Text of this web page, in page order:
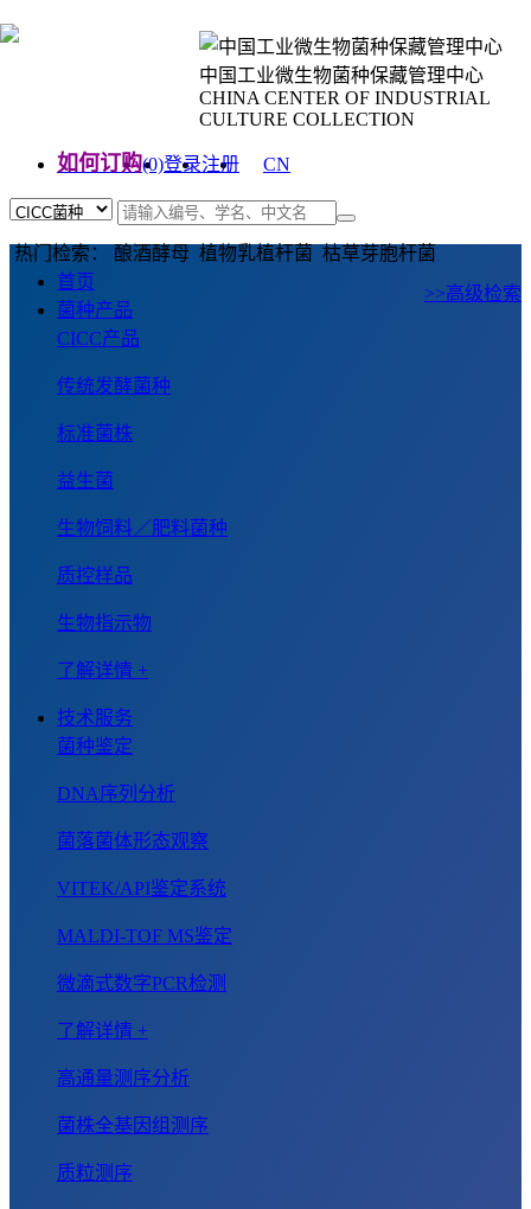
中国工业微生物菌种保藏管理中心
CHINA CENTER OF INDUSTRIAL
CULTURE COLLECTION
如何订购(0)登录注册
CN
热门检索： 酿酒酵母 植物乳植杆菌 枯草芽胞杆菌
>>高级检索
首页
菌种产品
CICC产品
传统发酵菌种
标准菌株
益生菌
生物饲料／肥料菌种
质控样品
生物指示物
了解详情 +
技术服务
菌种鉴定
DNA序列分析
菌落菌体形态观察
VITEK/API鉴定系统
MALDI-TOF MS鉴定
微滴式数字PCR检测
了解详情 +
高通量测序分析
菌株全基因组测序
质粒测序